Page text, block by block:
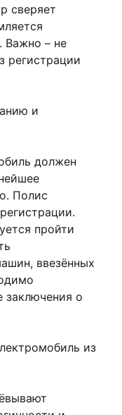
сверяет
Важно – не
регистрации
и
должен
Полис
пройти
ввезённых
заключения о
из